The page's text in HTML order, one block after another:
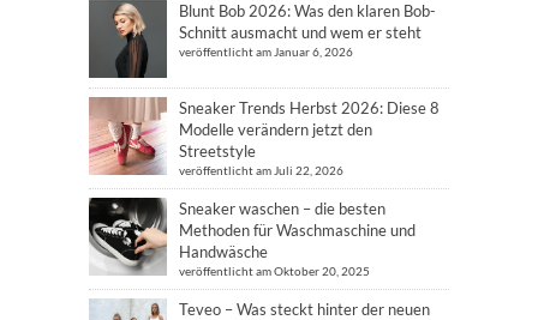
Blunt Bob 2026: Was den klaren Bob-
Schnitt ausmacht und wem er steht
veröffentlicht am Januar 6, 2026
Sneaker Trends Herbst 2026: Diese 8
Modelle verändern jetzt den
Streetstyle
veröffentlicht am Juli 22, 2026
Sneaker waschen – die besten
Methoden für Waschmaschine und
Handwäsche
veröffentlicht am Oktober 20, 2025
Teveo – Was steckt hinter der neuen